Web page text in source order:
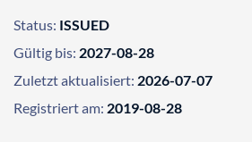
Status: ISSUED
Gültig bis: 2027-08-28
Zuletzt aktualisiert: 2026-07-07
Registriert am: 2019-08-28